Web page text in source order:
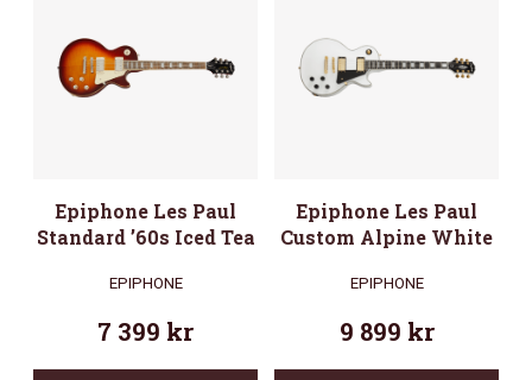
Epiphone Les Paul
Standard ’60s Iced Tea
EPIPHONE
7 399 kr
Epiphone Les Paul
Custom Alpine White
EPIPHONE
9 899 kr